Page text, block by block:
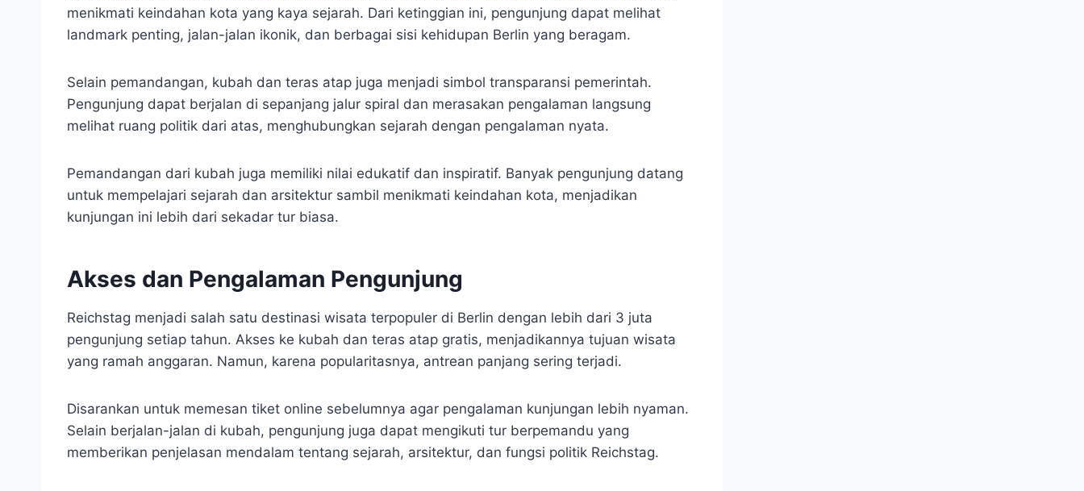
menikmati keindahan kota yang kaya sejarah. Dari ketinggian ini, pengunjung dapat melihat
landmark penting, jalan-jalan ikonik, dan berbagai sisi kehidupan Berlin yang beragam.
Selain pemandangan, kubah dan teras atap juga menjadi simbol transparansi pemerintah.
Pengunjung dapat berjalan di sepanjang jalur spiral dan merasakan pengalaman langsung
melihat ruang politik dari atas, menghubungkan sejarah dengan pengalaman nyata.
Pemandangan dari kubah juga memiliki nilai edukatif dan inspiratif. Banyak pengunjung datang
untuk mempelajari sejarah dan arsitektur sambil menikmati keindahan kota, menjadikan
kunjungan ini lebih dari sekadar tur biasa.
Akses dan Pengalaman Pengunjung
Reichstag menjadi salah satu destinasi wisata terpopuler di Berlin dengan lebih dari 3 juta
pengunjung setiap tahun. Akses ke kubah dan teras atap gratis, menjadikannya tujuan wisata
yang ramah anggaran. Namun, karena popularitasnya, antrean panjang sering terjadi.
Disarankan untuk memesan tiket online sebelumnya agar pengalaman kunjungan lebih nyaman.
Selain berjalan-jalan di kubah, pengunjung juga dapat mengikuti tur berpemandu yang
memberikan penjelasan mendalam tentang sejarah, arsitektur, dan fungsi politik Reichstag.